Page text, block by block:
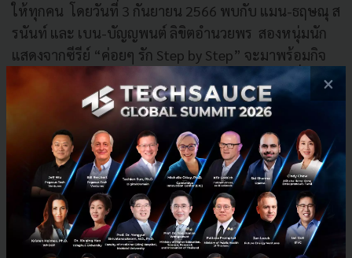
ให้ทุกคน โดยวันที่ 3 กันยายน 2566 พบกับ แมน-ธฤษณุ ส
รนันท์ และ เบน-บัญญพนต์ ลิขิตอำนวยพร สองหนุ่มนัก
แสดงจากซีรีย์ “ค่อยๆ รัก Step by Step” จะมาพร้อมกิจ
กรรมดริปกาแฟสุดพิเศษสำหรับแฟนคลับ ส่วนวันที่ 9
กันยายน 2566 พบกับ ปิ๊ง-กันตพัฒน์ เกษมสันต์ ณ อยุธยา
ควง กีตาร์-สาริน ตั้งเจริญไพศาล มาสร้างสรรค์ลาเต้อาร์ท
พร้อมเพลิดเพลินกับมินิคอนเสิร์ตสุดพิเศษจาก สุพรีม-ธีร
ดนย์ วัฒนพันธ์ และวันที่ 10 กันยายน 2566 พบกับ นัก
แสดงหนุ่มหล่อ พอร์ช-ศรัณย์ ศิริลักษณ์ ที่จะร่วมทำ
กิจกรรมค้นหาเมล็ดกาแฟเพื่อสร้างโมเม้นต์ดี ๆ กับเหล่า
สาวกกาแฟภายในงานอีกด้วย
×